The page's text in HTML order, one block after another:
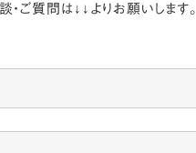
ご質問は↓↓よりお願いします。